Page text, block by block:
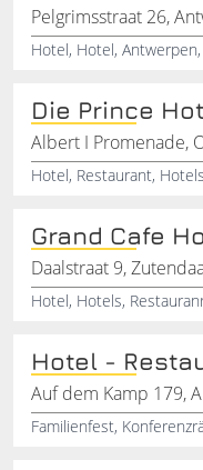
Pelgrimsstraat 26,
Hotel, Hotel,
Die Prince
Albert I Promenade,
Hotel, Restaurant,
Grand Cafe
Daalstraat 9,
Hotel -
Auf dem Kamp 179,